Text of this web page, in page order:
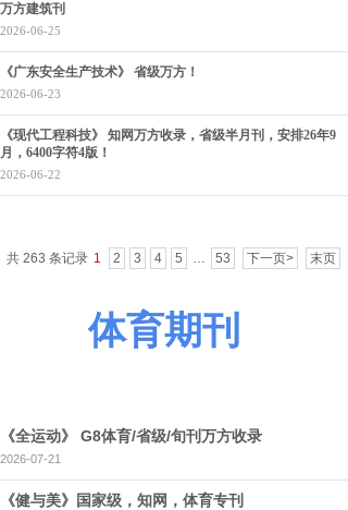
万方建筑刊
2026-06-25
《广东安全生产技术》 省级万方！
2026-06-23
《现代工程科技》 知网万方收录，省级半月刊，安排26年9
月，6400字符4版！
2026-06-22
共 263 条记录 1 2 3 4 5 … 53 下一页> 末页
体育期刊
《全运动》 G8体育/省级/旬刊万方收录
2026-07-21
《健与美》国家级，知网，体育专刊